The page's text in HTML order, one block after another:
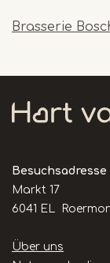
Brasserie
Besuchsadresse
Markt 17
6041 EL
Handige
Über uns